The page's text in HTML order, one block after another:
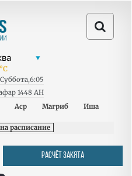
°C
Суббота,6:05
1448 AH
Аср Магриб Иша
расписание
РАСЧЁТ ЗАКЯТА